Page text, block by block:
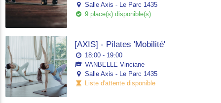
Salle Axis - Le Parc 1435
9 place(s) disponible(s)
[AXIS] - Pilates 'Mobilité'
18:00 - 19:00
VANBELLE Vinciane
Salle Axis - Le Parc 1435
Liste d'attente disponible